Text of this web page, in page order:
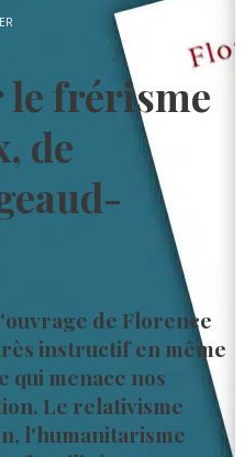
le frérisme
de
de Florence
instructif en même
qui menace nos
Le relativisme
l'humanitarisme